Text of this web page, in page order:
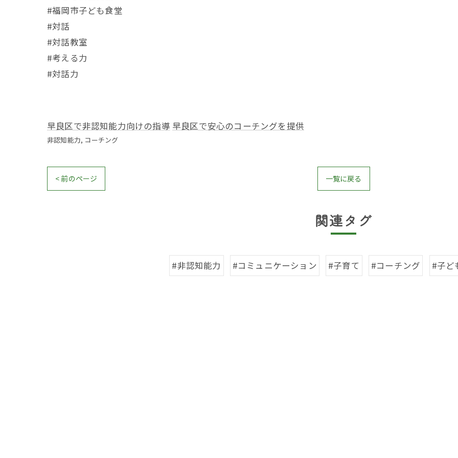
#福岡市子ども食堂
#対話
#対話教室
#考える力
#対話力
早良区で非認知能力向けの指導 早良区で安心のコーチングを提供
非認知能力 コーチング
< 前のページ 一覧に戻る
関連タグ
#非認知能力 #コミュニケーション #子育て #コーチング #子ど